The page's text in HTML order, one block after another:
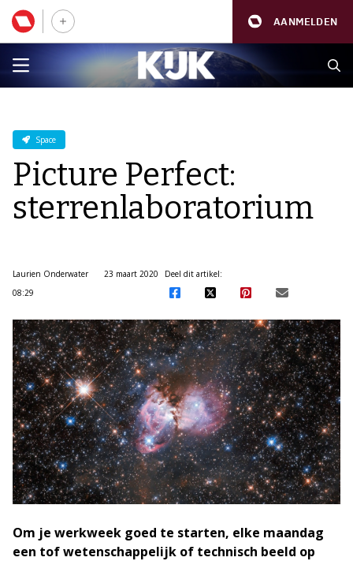
AANMELDEN
Space
Picture Perfect:
sterrenlaboratorium
Laurien Onderwater
23 maart 2020
08:29
Deel dit artikel:
Om je werkweek goed te starten, elke maandag
een tof wetenschappelijk of technisch beeld op